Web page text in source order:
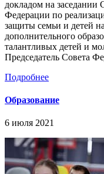
докладом на заседании
Федерации по
защиты семьи и детей
дополнительного
талантливых детей и
Председатель Совета
Подробнее
Образование
6 июля 2021